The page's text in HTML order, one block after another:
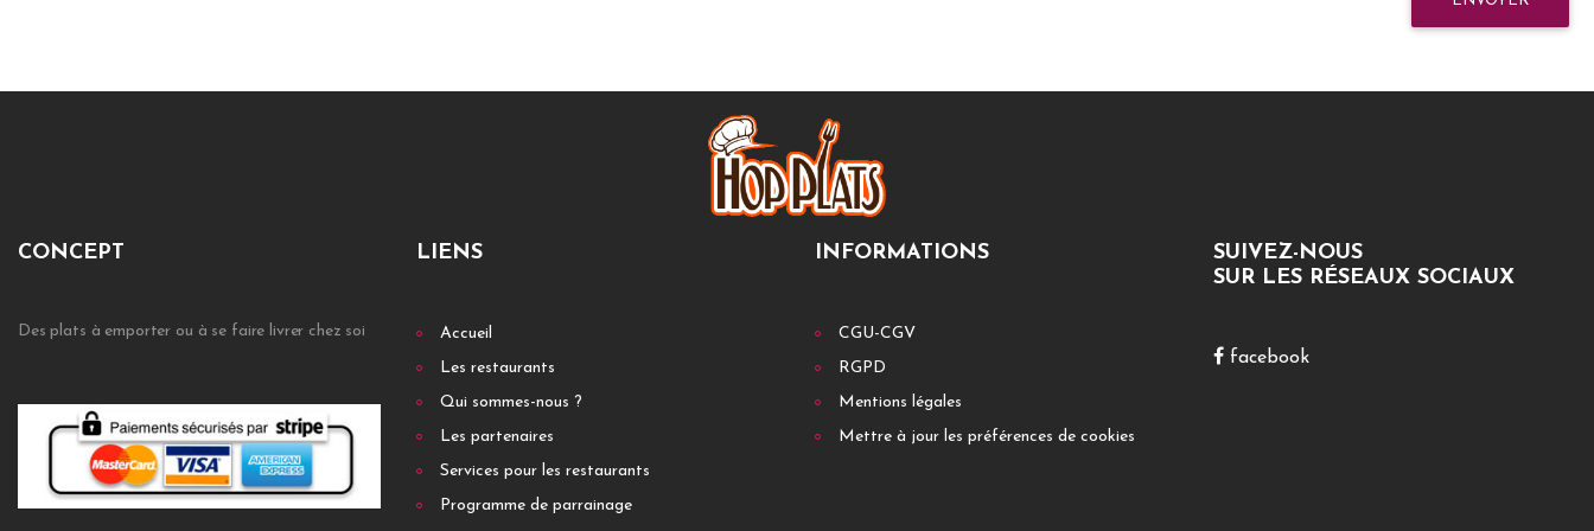
CONCEPT
Des plats à emporter ou à se faire livrer chez soi
LIENS
Accueil
Les restaurants
Qui sommes-nous ?
Les partenaires
Services pour les restaurants
Programme de parrainage
INFORMATIONS
CGU-CGV
RGPD
Mentions légales
Mettre à jour les préférences de cookies
SUIVEZ-NOUS
SUR LES RÉSEAUX SOCIAUX
facebook